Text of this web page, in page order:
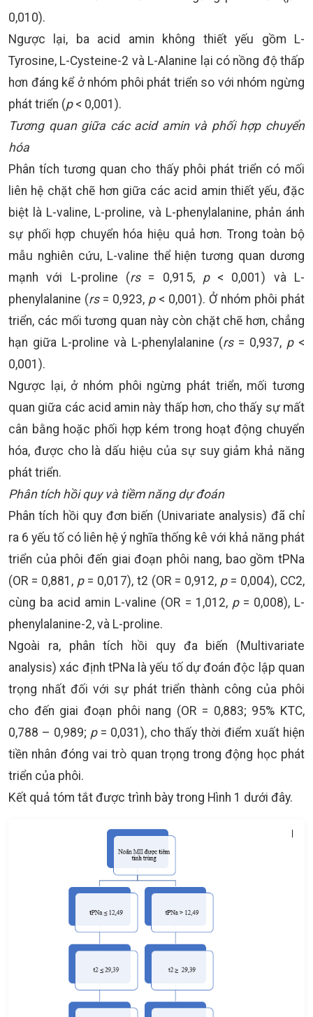
0,010).
Ngược lại, ba acid amin không thiết yếu gồm L-
Tyrosine, L-Cysteine-2 và L-Alanine lại có nồng độ thấp
hơn đáng kể ở nhóm phôi phát triển so với nhóm ngừng
phát triển (p< 0,001).
Tương quan giữa các acid amin và phối hợp chuyển
hóa
Phân tích tương quan cho thấy phôi phát triển có mối
liên hệ chặt chẽ hơn giữa các acid amin thiết yếu, đặc
biệt là L-valine, L-proline, và L-phenylalanine, phản ánh
sự phối hợp chuyển hóa hiệu quả hơn. Trong toàn bộ
mẫu nghiên cứu, L-valine thể hiện tương quan dương
mạnh với L-proline (rs= 0,915, p< 0,001) và L-
phenylalanine (rs= 0,923, p< 0,001). Ở nhóm phôi phát
triển, các mối tương quan này còn chặt chẽ hơn, chẳng
hạn giữa L-proline và L-phenylalanine (rs= 0,937, p<
0,001).
Ngược lại, ở nhóm phôi ngừng phát triển, mối tương
quan giữa các acid amin này thấp hơn, cho thấy sự mất
cân bằng hoặc phối hợp kém trong hoạt động chuyển
hóa, được cho là dấu hiệu của sự suy giảm khả năng
phát triển.
Phân tích hồi quy và tiềm năng dự đoán
Phân tích hồi quy đơn biến (Univariate analysis) đã chỉ
ra 6 yếu tố có liên hệ ý nghĩa thống kê với khả năng phát
triển của phôi đến giai đoạn phôi nang, bao gồm tPNa
(OR = 0,881, p= 0,017), t2 (OR = 0,912, p= 0,004), CC2,
cùng ba acid amin L-valine (OR = 1,012, p= 0,008), L-
phenylalanine-2, và L-proline.
Ngoài ra, phân tích hồi quy đa biến (Multivariate
analysis) xác định tPNa là yếu tố dự đoán độc lập quan
trọng nhất đối với sự phát triển thành công của phôi
cho đến giai đoạn phôi nang (OR = 0,883; 95% KTC,
0,788 – 0,989; p= 0,031), cho thấy thời điểm xuất hiện
tiền nhân đóng vai trò quan trọng trong động học phát
triển của phôi.
Kết quả tóm tắt được trình bày trong Hình 1 dưới đây.